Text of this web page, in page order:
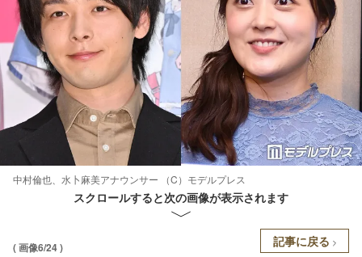
中村倫也、水卜麻美アナウンサー （C）モデルプレス
スクロールすると次の画像が表示されます
( 画像6/24 ) 記事に戻る